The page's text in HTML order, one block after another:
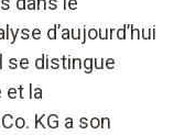
d’aujourd’hui
se distingue
et la
KG a son